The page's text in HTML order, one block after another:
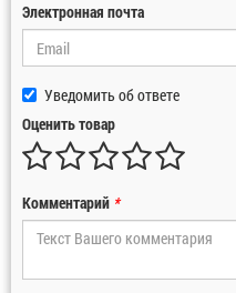
Электронная почта
Уведомить об ответе
Оценить товар
Комментарий *